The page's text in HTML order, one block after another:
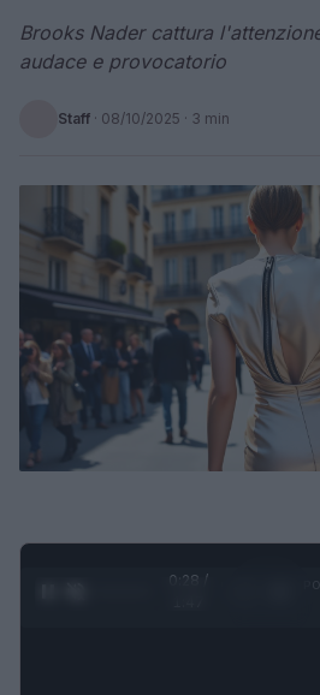
Brooks Nader cattura
audace e provocatorio
Staff · 08/10/2025 · 3 min
0:29 /